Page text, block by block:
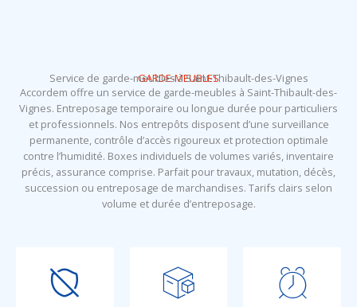
GARDE-MEUBLES
Service de garde-meubles à Saint-Thibault-des-Vignes
Accordem offre un service de garde-meubles à Saint-Thibault-des-
Vignes. Entreposage temporaire ou longue durée pour particuliers
et professionnels. Nos entrepôts disposent d’une surveillance
permanente, contrôle d’accès rigoureux et protection optimale
contre l’humidité. Boxes individuels de volumes variés, inventaire
précis, assurance comprise. Parfait pour travaux, mutation, décès,
succession ou entreposage de marchandises. Tarifs clairs selon
volume et durée d’entreposage.